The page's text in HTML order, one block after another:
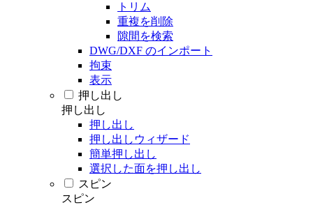
トリム
重複を削除
隙間を検索
DWG/DXF のインポート
拘束
表示
押し出し
押し出し
押し出し
押し出しウィザード
簡単押し出し
選択した面を押し出し
スピン
スピン